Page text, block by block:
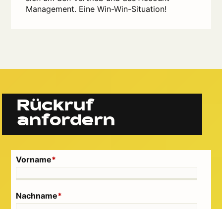
Management. Eine Win-Win-Situation!
Rückruf
anfordern
*
Vorname
*
Nachname